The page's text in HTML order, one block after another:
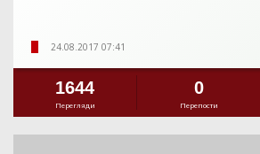
24.08.2017 07:41
1644
Перегляди
0
Перепости